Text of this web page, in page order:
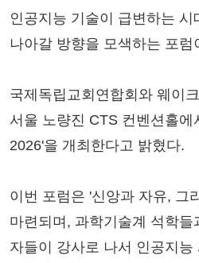
인공지능 기술이 급변하는 시
나아갈 방향을 모색하는 포럼
국제독립교회연합회와 웨이
서울 노량진 CTS 컨벤션홀에
2026'을 개최한다고 밝혔다.
이번 포럼은 '신앙과 자유, 그
마련되며, 과학기술계 석학
자들이 강사로 나서 인공지